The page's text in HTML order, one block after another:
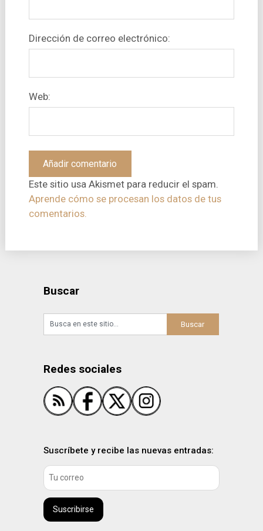
Dirección de correo electrónico:
Web:
Este sitio usa Akismet para reducir el spam.
Aprende cómo se procesan los datos de tus
comentarios.
Buscar
Redes sociales
Suscríbete y recibe las nuevas entradas:
Suscribirse